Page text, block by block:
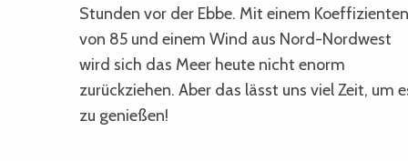
Stunden vor der Ebbe. Mit einem Koeffizienten
von 85 und einem Wind aus Nord-Nordwest
wird sich das Meer heute nicht enorm
zurückziehen. Aber das lässt uns viel Zeit, um
zu genießen!